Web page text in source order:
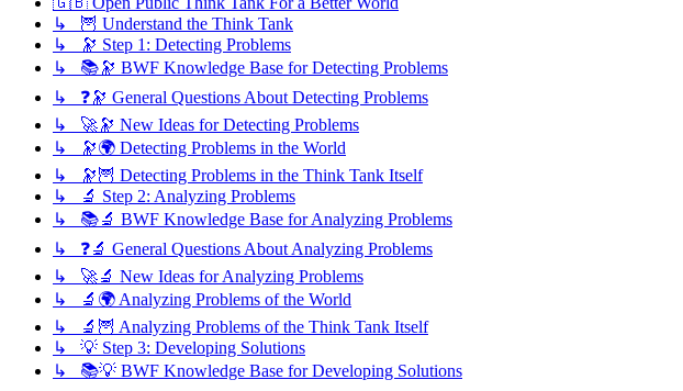
↳ 🦉 Understand the Think Tank
↳ 🔭 Step 1: Detecting Problems
↳ 📚🔭 BWF Knowledge Base for Detecting Problems
↳ ❓🔭 General Questions About Detecting Problems
↳ 🚀🔭 New Ideas for Detecting Problems
↳ 🔭🌍 Detecting Problems in the World
↳ 🔭🦉 Detecting Problems in the Think Tank Itself
↳ 🔬 Step 2: Analyzing Problems
↳ 📚🔬 BWF Knowledge Base for Analyzing Problems
↳ ❓🔬 General Questions About Analyzing Problems
↳ 🚀🔬 New Ideas for Analyzing Problems
↳ 🔬🌍 Analyzing Problems of the World
↳ 🔬🦉 Analyzing Problems of the Think Tank Itself
↳ 💡 Step 3: Developing Solutions
↳ 📚💡 BWF Knowledge Base for Developing Solutions